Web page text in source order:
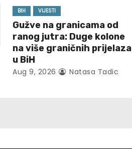
BIH VIJESTI
Gužve na granicama od
ranog jutra: Duge kolone
na više graničnih prijelaza
u BiH
Aug 9, 2026 Natasa Tadic